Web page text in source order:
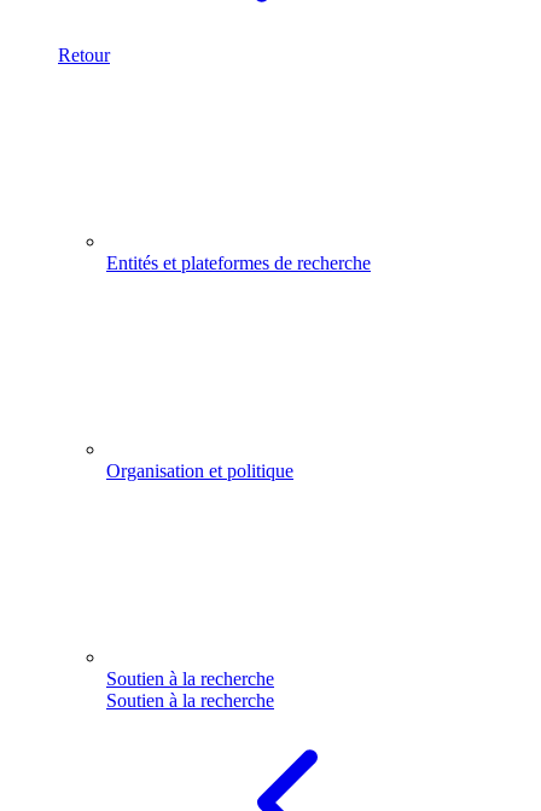
Retour
Entités et plateformes de recherche
Organisation et politique
Soutien à la recherche
Soutien à la recherche